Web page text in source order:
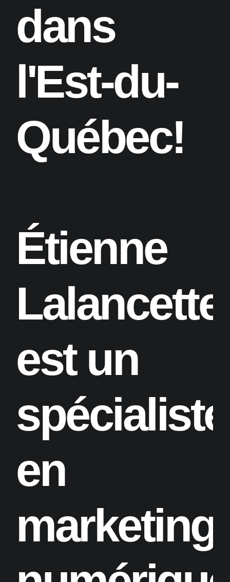
dans
l'Est-du-
Québec!
Étienne
Lalancette
est un
spécialiste
en
marketing